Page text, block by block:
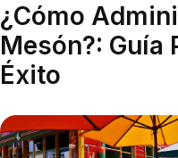
¿Cómo
Mesón?: Guía
Éxito